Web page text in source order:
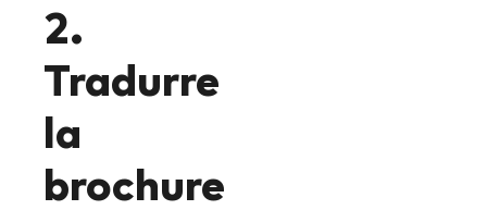
2.
Tradurre
la
brochure